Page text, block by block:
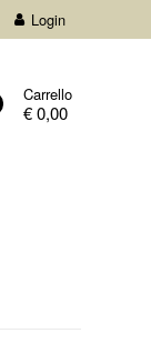
Login
Carrello
€ 0,00